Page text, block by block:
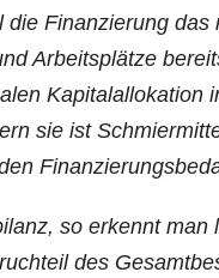
die Finan­zie­rung
Arbeits­plät­ze
sie ist
so erkennt
des